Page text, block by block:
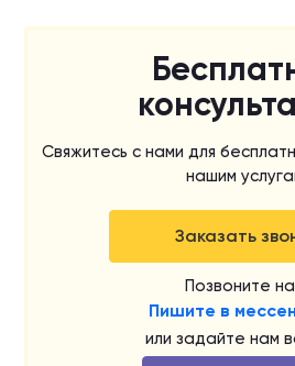
Свяжитесь с нами для
нашим
Заказать
Позвоните
Пишите в
или задайте нам